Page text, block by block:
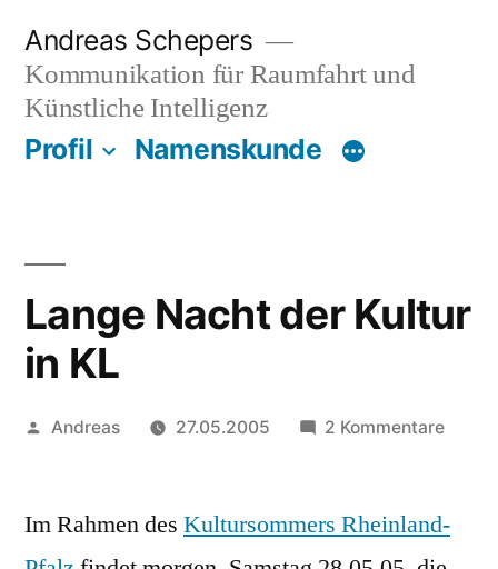
Inhalt
springen
Andreas Schepers
Kommunikation für Raumfahrt und
Künstliche Intelligenz
Profil Namenskunde
Lange Nacht der Kultur
in KL
Veröffentlicht
Andreas 27.05.2005 2 Kommentarezu
Im Rahmen des Kultursommers Rheinland-